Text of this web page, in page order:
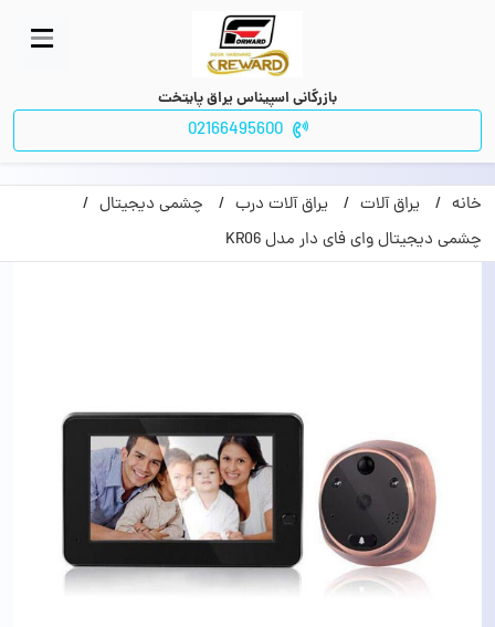
بازرگانی اسپیناس یراق پایتخت
02166495600
خانه یراق آلات یراق آلات درب
چشمی دیجیتال
چشمی دیجیتال وای فای دار مدل KR06